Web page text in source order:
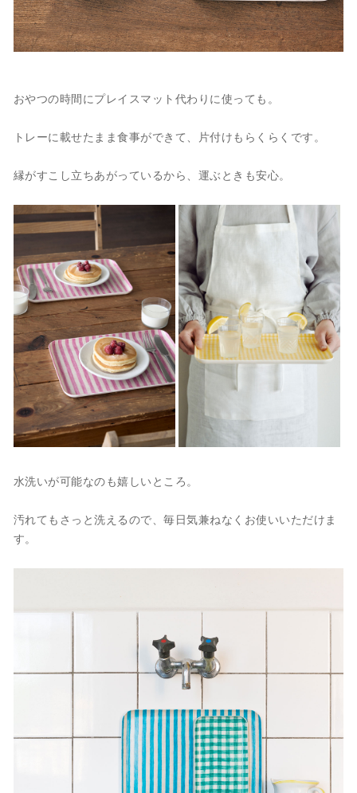
おやつの時間にプレイスマット代わりに使っても。
トレーに載せたまま食事ができて、片付けもらくらくです。
縁がすこし立ちあがっているから、運ぶときも安心。
水洗いが可能なのも嬉しいところ。
汚れてもさっと洗えるので、毎日気兼ねなくお使いいただけま
す。